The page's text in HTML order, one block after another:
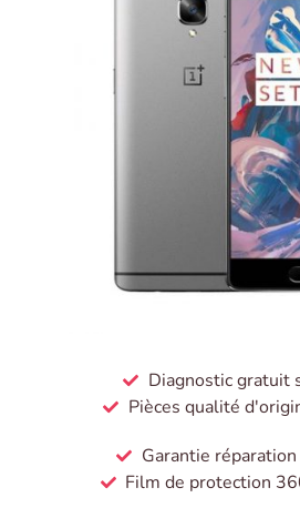
Diagnostic gratuit
Pièces qualité
Garantie
Film de protection